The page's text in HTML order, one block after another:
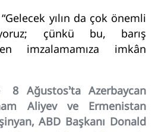
yılın da çok önemli
çünkü bu, barış
imzalamamıza imkân
8 Ağustos’ta Azerbaycan
Aliyev ve Ermenistan
ABD Başkanı Donald